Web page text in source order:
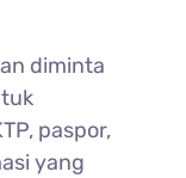
diminta
paspor,
yang